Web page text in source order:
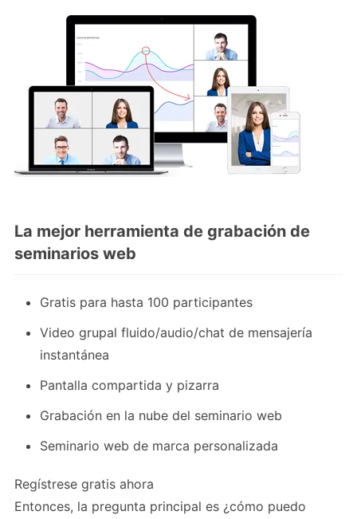
La mejor herramienta de grabación de
seminarios web
Gratis para hasta 100 participantes
Video grupal fluido/audio/chat de mensajería
instantánea
Pantalla compartida y pizarra
Grabación en la nube del seminario web
Seminario web de marca personalizada
Regístrese gratis ahora
Entonces, la pregunta principal es ¿cómo puedo